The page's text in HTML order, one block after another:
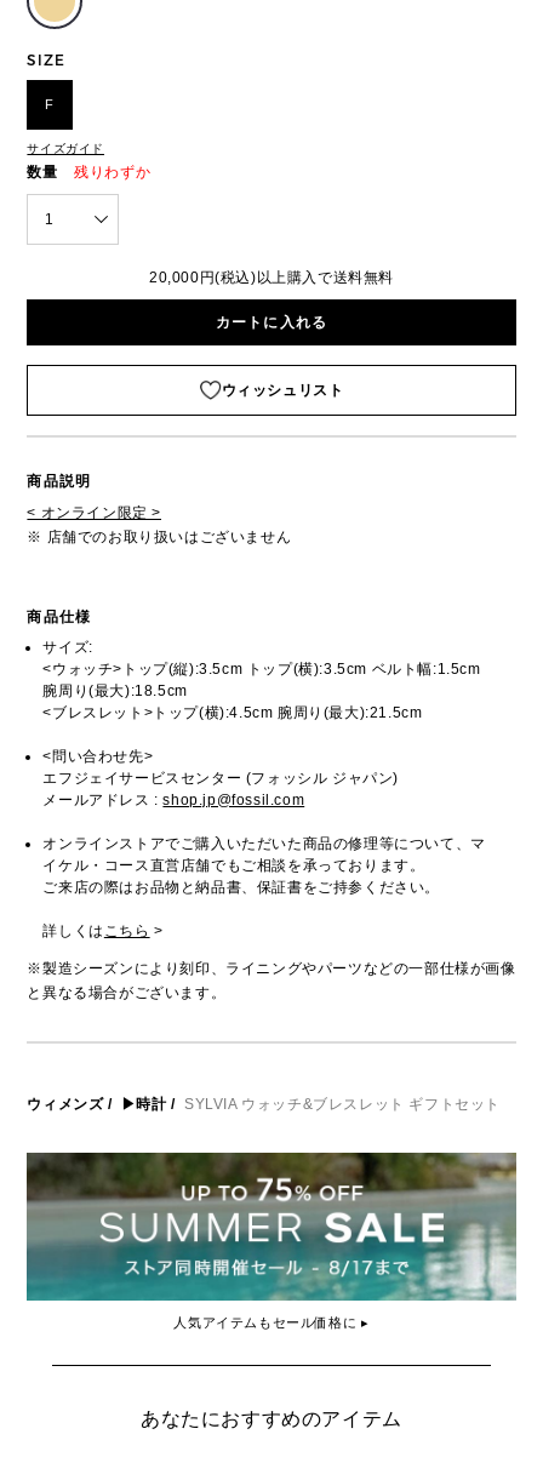
SIZE
F
サイズガイド
数量 残りわずか
1
20,000円(税込)以上購入で送料無料
カートに入れる
ウィッシュリスト
商品説明
< オンライン限定 >
※ 店舗でのお取り扱いはございません
商品仕様
サイズ:
<ウォッチ>トップ(縦):3.5cm トップ(横):3.5cm ベルト幅:1.5cm
腕周り(最大):18.5cm
<ブレスレット>トップ(横):4.5cm 腕周り(最大):21.5cm
<問い合わせ先>
エフジェイサービスセンター (フォッシル ジャパン)
メールアドレス :shop.jp@fossil.com
オンラインストアでご購入いただいた商品の修理等について、マ
イケル・コース直営店舗でもご相談を承っております。
ご来店の際はお品物と納品書、保証書をご持参ください。
詳しくは こちら >
※製造シーズンにより刻印、ライニングやパーツなどの一部仕様が画像
と異なる場合がございます。
ウィメンズ/ ▶時計/ SYLVIA ウォッチ&ブレスレット ギフトセット
人気アイテムもセール価格に ▸
あなたにおすすめのアイテム